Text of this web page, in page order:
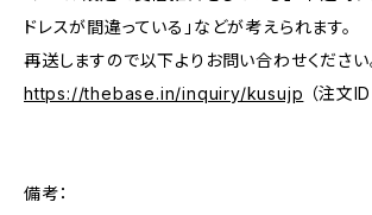
ドレスが間違っている」などが考えられます。
再送しますので以下よりお問い合わせください
https://thebase.in/inquiry/kusujp （注文
備考：